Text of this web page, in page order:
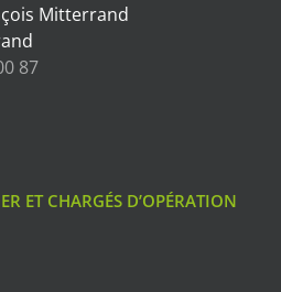
Mitterrand
87
ET CHARGÉS D’OPÉRATION